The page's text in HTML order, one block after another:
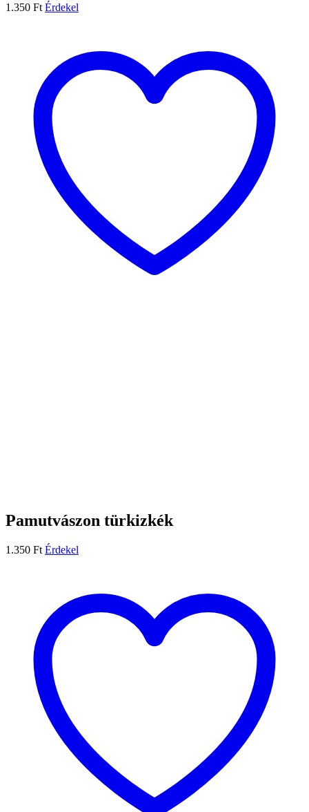
1.350 Ft Érdekel
Pamutvászon türkizkék
1.350 Ft Érdekel